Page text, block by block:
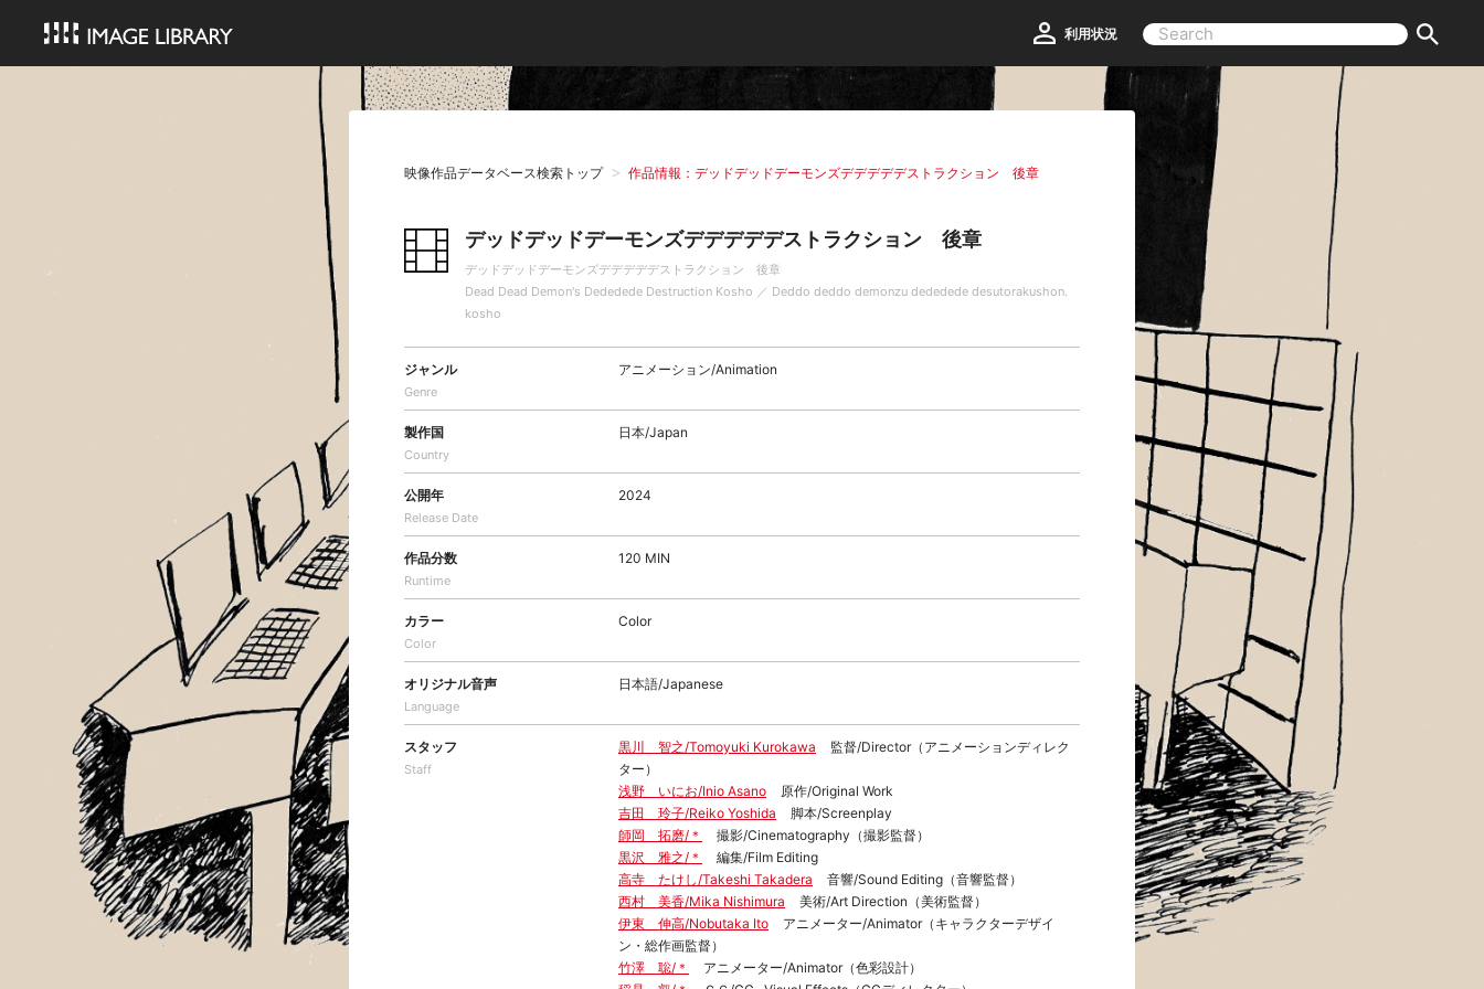
利用状況
映像作品データベース検索トップ 作品情報：デッドデッドデーモンズデデデデデストラクション 後章
デッドデッドデーモンズデデデデデストラクション 後章
デッドデッドデーモンズデデデデデストラクション 後章
Dead Dead Demon's Dededede Destruction Kosho ／ Deddo deddo demonzu dededede desutorakushon.
kosho
ジャンル
Genre
アニメーション/Animation
製作国
Country
日本/Japan
公開年
Release Date
2024
作品分数
Runtime
120 MIN
カラー
Color
Color
オリジナル音声
Language
日本語/Japanese
スタッフ
Staff
黒川 智之/Tomoyuki Kurokawa
監督/Director（アニメーションディレク
ター）
浅野 いにお/Inio Asano
原作/Original Work
吉田 玲子/Reiko Yoshida
脚本/Screenplay
師岡 拓磨/＊
撮影/Cinematography（撮影監督）
黒沢 雅之/＊
編集/Film Editing
高寺 たけし/Takeshi Takadera
音響/Sound Editing（音響監督）
西村 美香/Mika Nishimura
美術/Art Direction（美術監督）
伊東 伸高/Nobutaka Ito
アニメーター/Animator（キャラクターデザイ
ン・総作画監督）
竹澤 聡/＊
アニメーター/Animator（色彩設計）